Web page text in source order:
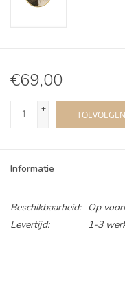
€69,00
+
-
Informatie
Beschikbaarheid: Op
Levertijd:
1-3